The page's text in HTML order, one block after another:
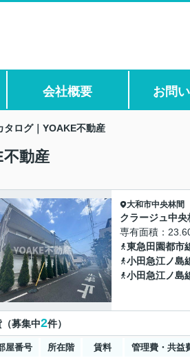
会社概要 お問
タログ｜YOAKE不動産
動産
大和市中央林間
クラージュ中央
専有面積
東急田園都市
小田急江ノ島
小田急江ノ島
募集中2件）
屋番号 所在階 賃料 管理費・共益